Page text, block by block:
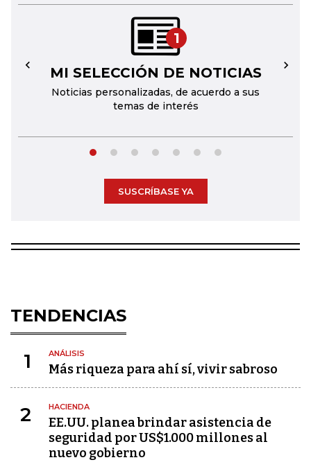
1
MI SELECCIÓN DE NOTICIAS
Noticias personalizadas, de acuerdo a sus
temas de interés
← →
SUSCRÍBASE YA
TENDENCIAS
1 ANÁLISIS
Más riqueza para ahí sí, vivir sabroso
2 HACIENDA
EE.UU. planea brindar asistencia de
seguridad por US$1.000 millones al
nuevo gobierno